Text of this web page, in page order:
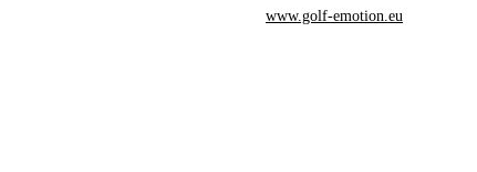
www.golf-emotion.eu